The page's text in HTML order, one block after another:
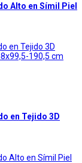
Alto en Símil Piel
en Tejido 3D